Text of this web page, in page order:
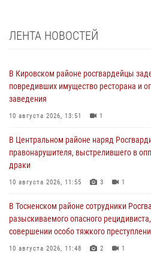
ЛЕНТА НОВОСТЕЙ
В Кировском районе росгвардейцы
повредивших имущество ресторана и
заведения
10 августа 2026, 13:51 1
В Центральном районе наряд
правонарушителя, выстрелившего в
драки
10 августа 2026, 11:55 3 1
В Тосненском районе сотрудники
разыскиваемого опасного
совершении особо тяжкого
10 августа 2026, 11:48 2 1